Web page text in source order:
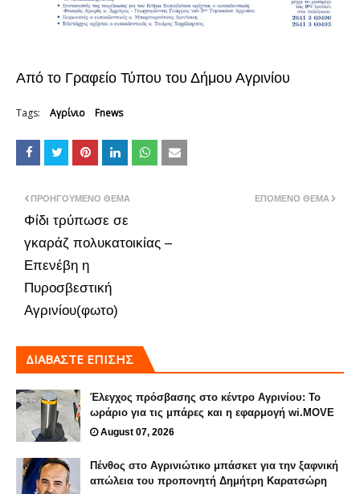
Από το Γραφείο Τύπου του Δήμου Αγρινίου
Tags: Αγρίνιο Fnews
ΕΠΌΜΕΝΟ ΘΈΜΑ
ΠΡΟΗΓΟΎΜΕΝΟ ΘΈΜΑ
Φίδι τρύπωσε σε
γκαράζ πολυκατοικίας –
Επενέβη η
Πυροσβεστική
Αγρινίου(φωτο)
ΔΙΑΒΑΣΤΕ ΕΠΙΣΗΣ
Έλεγχος πρόσβασης στο κέντρο Αγρινίου: Το
ωράριο για τις μπάρες και η εφαρμογή wi.MOVE
August 07, 2026
Πένθος στο Αγρινιώτικο μπάσκετ για την ξαφνική
απώλεια του προπονητή Δημήτρη Καρατσώρη